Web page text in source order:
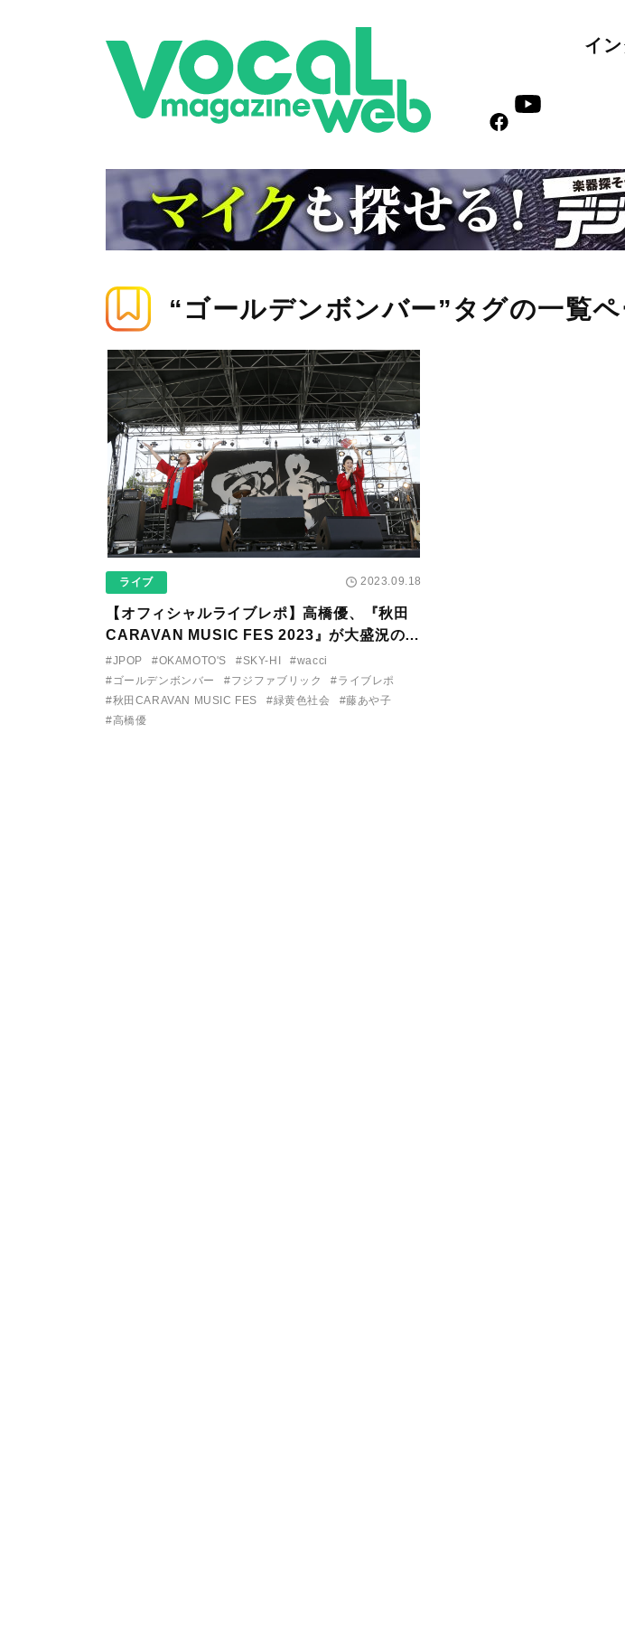
イ
“ゴールデンボンバー”タグの一覧ペ
ライブ 2023.09.18
【オフィシャルライブレポ】高橋優、『秋田
CARAVAN MUSIC FES 2023』が大盛況のう
ちに゙終演！ 新曲「雪月風花」をリリース！
全国ツアーの開催も発表！
#JPOP #OKAMOTO'S #SKY-HI
#wacci
#ゴールデンボンバー
#フジファブリック
#ライブレポ
#秋田CARAVAN MUSIC FES
#緑黄色社会
#藤あや子
#高橋優